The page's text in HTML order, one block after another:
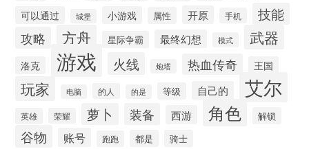
可以通过 城堡 小游戏 属性 开原 手机
技能
攻略
方舟 星际争霸 最终幻想 模式 武器
洛克 游戏 火线 炮塔 热血传奇 王国
玩家 电脑 的人 的是 等级 自己的 艾尔
英雄 荣耀 萝卜 装备 西游 角色 解锁
谷物 账号 跑跑 都是 骑士